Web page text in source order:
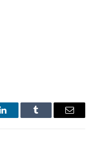
LinkedInTumblr Email